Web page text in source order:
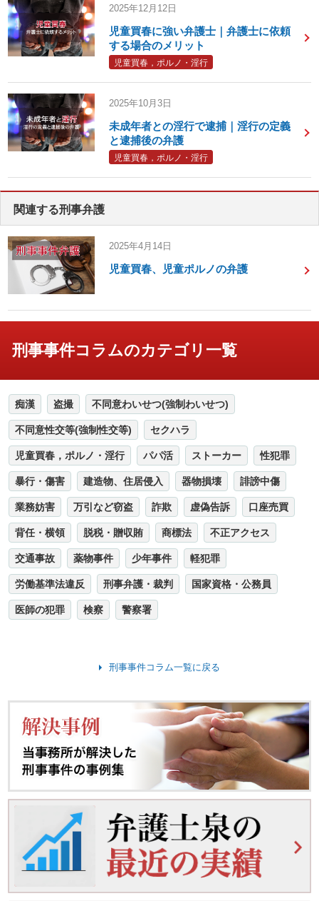
2025年12月12日
児童買春に強い弁護士｜弁護士に依頼
する場合のメリット
児童買春，ポルノ・淫行
2025年10月3日
未成年者との淫行で逮捕｜淫行の定義
と逮捕後の弁護
児童買春，ポルノ・淫行
関連する刑事弁護
2025年4月14日
児童買春、児童ポルノの弁護
刑事事件コラムのカテゴリ一覧
痴漢 盗撮 不同意わいせつ(強制わいせつ)
不同意性交等(強制性交等) セクハラ
児童買春，ポルノ・淫行 パパ活 ストーカー 性犯罪
暴行・傷害 建造物、住居侵入 器物損壊 誹謗中傷
業務妨害 万引など窃盗 詐欺 虚偽告訴 口座売買
背任・横領 脱税・贈収賄 商標法 不正アクセス
交通事故 薬物事件 少年事件 軽犯罪
労働基準法違反 刑事弁護・裁判 国家資格・公務員
医師の犯罪 検察 警察署
刑事事件コラム一覧に戻る